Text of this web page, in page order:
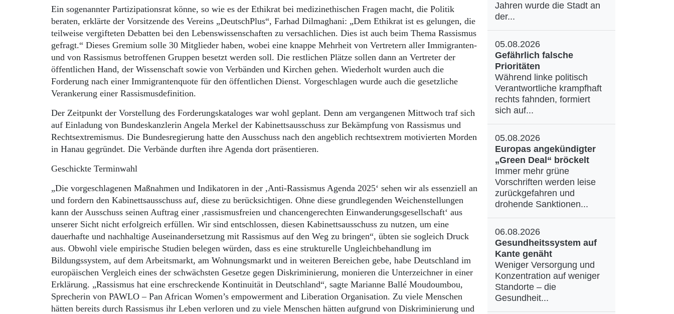
Ein sogenannter Partizipationsrat könne, so wie es der Ethikrat bei medizinethischen Fragen macht, die Politik
beraten, erklärte der Vorsitzende des Vereins „DeutschPlus“, Farhad Dilmaghani: „Dem Ethikrat ist es gelungen, die
teilweise vergifteten Debatten bei den Lebenswissenschaften zu versachlichen. Dies ist auch beim Thema Rassismus
gefragt.“ Dieses Gremium solle 30 Mitglieder haben, wobei eine knappe Mehrheit von Vertretern aller Immigranten-
und von Rassismus betroffenen Gruppen besetzt werden soll. Die restlichen Plätze sollen dann an Vertreter der
öffentlichen Hand, der Wissenschaft sowie von Verbänden und Kirchen gehen. Wiederholt wurden auch die
Forderung nach einer Immigrantenquote für den öffentlichen Dienst. Vorgeschlagen wurde auch die gesetzliche
Verankerung einer Rassismusdefinition.
Der Zeitpunkt der Vorstellung des Forderungskataloges war wohl geplant. Denn am vergangenen Mittwoch traf sich
auf Einladung von Bundeskanzlerin Angela Merkel der Kabinettsausschuss zur Bekämpfung von Rassismus und
Rechtsextremismus. Die Bundesregierung hatte den Ausschuss nach den angeblich rechtsextrem motivierten Morden
in Hanau gegründet. Die Verbände durften ihre Agenda dort präsentieren.
Geschickte Terminwahl
„Die vorgeschlagenen Maßnahmen und Indikatoren in der ,Anti-Rassismus Agenda 2025‘ sehen wir als essenziell an
und fordern den Kabinettsausschuss auf, diese zu berücksichtigen. Ohne diese grundlegenden Weichenstellungen
kann der Ausschuss seinen Auftrag einer ,rassismusfreien und chancengerechten Einwanderungsgesellschaft‘ aus
unserer Sicht nicht erfolgreich erfüllen. Wir sind entschlossen, diesen Kabinettsausschuss zu nutzen, um eine
dauerhafte und nachhaltige Auseinandersetzung mit Rassismus auf den Weg zu bringen“, übten sie sogleich Druck
aus. Obwohl viele empirische Studien belegen würden, dass es eine strukturelle Ungleichbehandlung im
Bildungssystem, auf dem Arbeitsmarkt, am Wohnungsmarkt und in weiteren Bereichen gebe, habe Deutschland im
europäischen Vergleich eines der schwächsten Gesetze gegen Diskriminierung, monieren die Unterzeichner in einer
Erklärung. „Rassismus hat eine erschreckende Kontinuität in Deutschland“, sagte Marianne Ballé Moudoumbou,
Sprecherin von PAWLO – Pan African Women’s empowerment and Liberation Organisation. Zu viele Menschen
hätten bereits durch Rassismus ihr Leben verloren und zu viele Menschen hätten aufgrund von Diskriminierung und
Jahren wurde die Stadt an
der...
05.08.2026
Gefährlich falsche
Prioritäten
Während linke politisch
Verantwortliche krampfhaft
rechts fahnden, formiert
sich auf...
05.08.2026
Europas angekündigter
„Green Deal“ bröckelt
Immer mehr grüne
Vorschriften werden leise
zurückgefahren und
drohende Sanktionen...
06.08.2026
Gesundheitssystem auf
Kante genäht
Weniger Versorgung und
Konzentration auf weniger
Standorte – die
Gesundheit...